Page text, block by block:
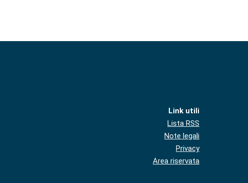
Link utili
Lista RSS
Note legali
Privacy
Area riservata